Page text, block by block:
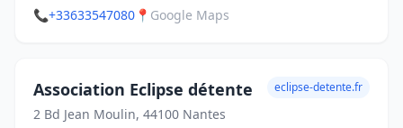
📞+33633547080 📍 Google Maps
Association Eclipse détente
2 Bd Jean Moulin, 44100 Nantes
eclipse-detente.fr